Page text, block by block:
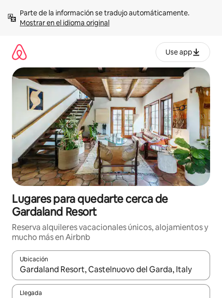
contenidoMostrar en el idioma original
Use app
Lugares para quedarte cerca de
Gardaland Resort
Reserva alquileres vacacionales únicos, alojamientos y
mucho más en Airbnb
Ubicación
Cuando los resultados estén disponibles, navega con las
Llegada